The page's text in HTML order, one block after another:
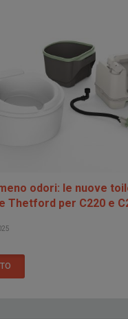
odori: le nuove
Thetford per C220 e